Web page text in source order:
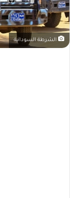
الشرطة السودانية